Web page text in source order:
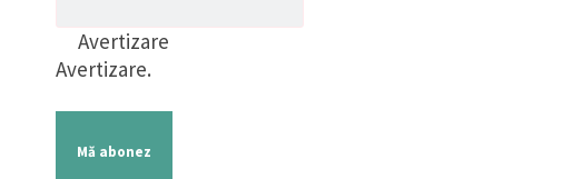
Avertizare
Avertizare.
Mă abonez